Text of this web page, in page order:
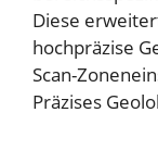
Diese
hochpräzise
Scan-
Präzises